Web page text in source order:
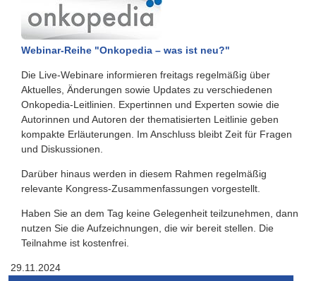
Webinar-Reihe "Onkopedia – was ist neu?"
Die Live-Webinare informieren freitags regelmäßig über
Aktuelles, Änderungen sowie Updates zu verschiedenen
Onkopedia-Leitlinien. Expertinnen und Experten sowie die
Autorinnen und Autoren der thematisierten Leitlinie geben
kompakte Erläuterungen. Im Anschluss bleibt Zeit für Fragen
und Diskussionen.
Darüber hinaus werden in diesem Rahmen regelmäßig
relevante Kongress-Zusammenfassungen vorgestellt.
Haben Sie an dem Tag keine Gelegenheit teilzunehmen, dann
nutzen Sie die Aufzeichnungen, die wir bereit stellen. Die
Teilnahme ist kostenfrei.
29.11.2024